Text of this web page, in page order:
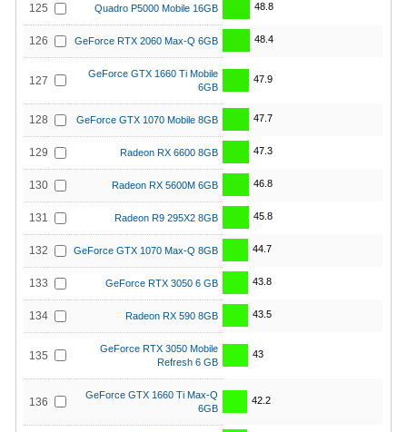
125 Quadro P5000 Mobile 16GB 48.8
126 GeForce RTX 2060 Max-Q 6GB 48.4
127
GeForce GTX 1660 Ti Mobile
6GB
47.9
128 GeForce GTX 1070 Mobile 8GB 47.7
129 Radeon RX 6600 8GB 47.3
130 Radeon RX 5600M 6GB 46.8
131 Radeon R9 295X2 8GB 45.8
132 GeForce GTX 1070 Max-Q 8GB 44.7
133 GeForce RTX 3050 6 GB 43.8
134 Radeon RX 590 8GB 43.5
135
GeForce RTX 3050 Mobile
Refresh 6 GB
43
136
GeForce GTX 1660 Ti Max-Q
6GB
42.2